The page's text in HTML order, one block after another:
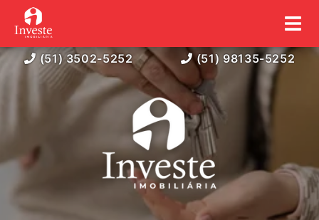
(51) 3502-5252 (51) 98135-5252